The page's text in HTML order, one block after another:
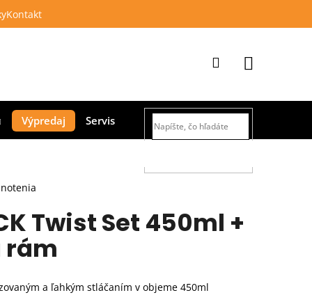
Kontakt
Výpredaj Servis
Prihlásenie
košík
Twist Set 450ml +
rám
a ľahkým stláčaním v objeme 450ml